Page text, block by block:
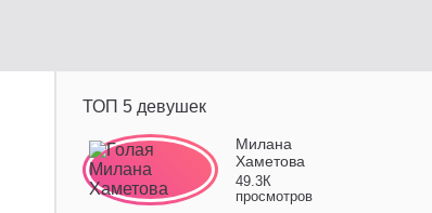
ТОП 5 девушек
Милана
Хаметова
49.3К
просмотров